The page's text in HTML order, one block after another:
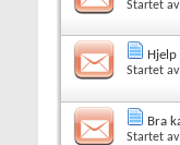
Startet av
Startet av
Bra
Startet av